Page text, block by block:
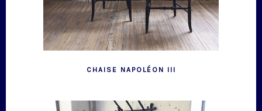
CHAISE NAPOLÉON III